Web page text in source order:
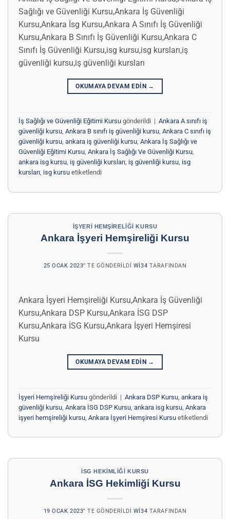
Sağlığı ve Güvenliği Kursu,Ankara İş Güvenliği
Kursu,Ankara İsg Kursu,Ankara A Sınıfı İş Güvenliği
Kursu,Ankara B Sınıfı İş Güvenliği Kursu,Ankara C
Sınıfı İş Güvenliği Kursu,isg kursu,isg kursları,iş
güvenliği kursu,iş güvenliği kursları
OKUMAYA DEVAM EDIN →
İş Sağlığı ve Güvenliği Eğitimi Kursu gönderildi | Ankara A sınıfı iş
güvenliği kursu Ankara B sınıfı iş güvenliği kursu Ankara C sınıfı iş
güvenliği kursu ankara iş güvenliği kursu Ankara İş Sağlığı ve
Güvenliği Eğitimi Kursu Ankara İş Sağlığı Ve Güvenliği Kursu
ankara isg kursu iş güvenliği kursları iş güvenliği kursu isg
kursları isg kursu etiketlendi
İŞYERI HEMŞIRELIĞI KURSU
Ankara İşyeri Hemşireliği Kursu
25 OCAK 2023’' TE GÖNDERILDI WI34 TARAFINDAN
Ankara İşyeri Hemşireliği Kursu,Ankara İş Güvenliği
Kursu,Ankara DSP Kursu,Ankara İSG DSP
Kursu,Ankara İSG Kursu,Ankara İşyeri Hemşiresi
Kursu
OKUMAYA DEVAM EDIN →
İşyeri Hemşireliği Kursu gönderildi | Ankara DSP Kursu ankara iş
güvenliği kursu Ankara İSG DSP Kursu ankara isg kursu Ankara
işyeri hemşireliği kursu Ankara İşyeri Hemşiresi Kursu etiketlendi
İSG HEKIMLIĞI KURSU
Ankara İSG Hekimliği Kursu
19 OCAK 2023’' TE GÖNDERILDI WI34 TARAFINDAN